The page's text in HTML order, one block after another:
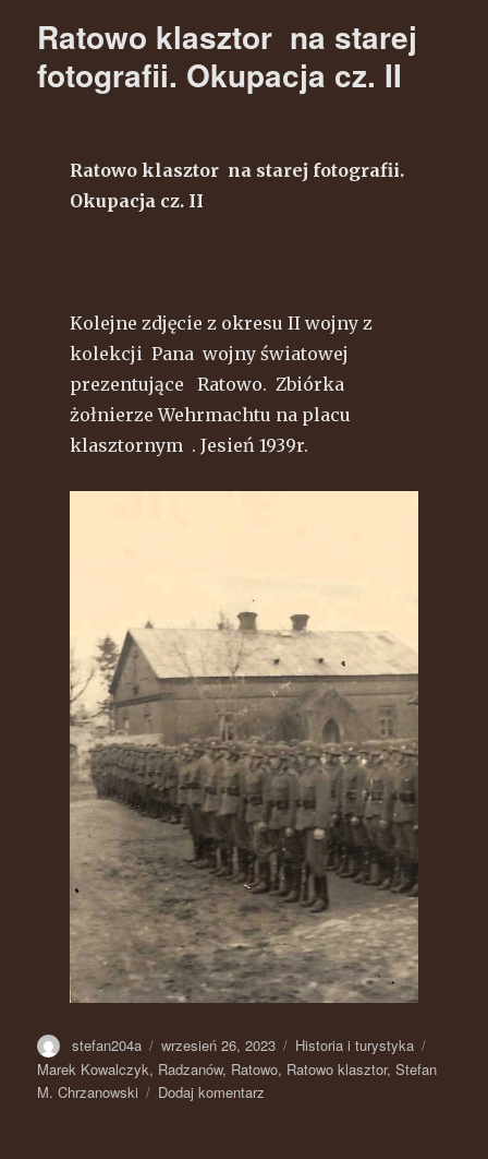
fotografii
Rynek
Ratowo klasztor na starej
fotografii. Okupacja cz. II
Ratowo klasztor na starej fotografii.
Okupacja cz. II
Kolejne zdjęcie z okresu II wojny z
kolekcji Pana wojny światowej
prezentujące Ratowo. Zbiórka
żołnierze Wehrmachtu na placu
klasztornym . Jesień 1939r.
Autor
stefan204a Opublikowano
wrzesień 26, 2023 Kategorie
Historia i turystyka
Marek Kowalczyk, Radzanów, Ratowo, Ratowo klasztor,Stefan
M. Chrzanowski
Dodaj komentarz